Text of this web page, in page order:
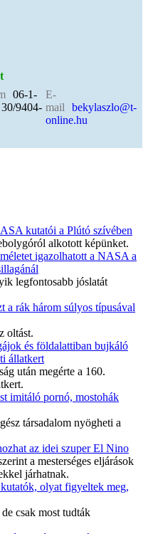
06-1-
9404-
E-
mail bekylaszlo@t-
online.hu
kutatói a Plútó szívében
alkotott képünket.
igazolhatott a NASA a
legfontosabb jóslatát
a rák három súlyos típusával
oltást.
és földalattiban bujkáló
állatkert
után megérte a 160.
imitáló pornó, mostohák
társadalom nyögheti a
az idei szuper El Nino
a mesterséges eljárások
járhatnak.
olyat figyeltek meg,
csak most tudták